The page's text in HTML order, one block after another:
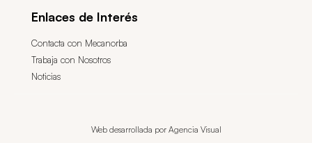
Enlaces de Interés
Contacta con Mecanorba
Trabaja con Nosotros
Noticias
Web desarrollada por Agencia Visual